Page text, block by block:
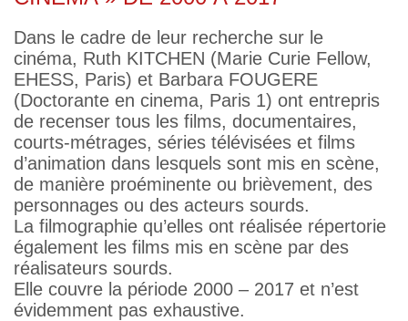
Dans le cadre de leur recherche sur le
cinéma, Ruth KITCHEN (Marie Curie Fellow,
EHESS, Paris) et Barbara FOUGERE
(Doctorante en cinema, Paris 1) ont entrepris
de recenser tous les films, documentaires,
courts-métrages, séries télévisées et films
d’animation dans lesquels sont mis en scène,
de manière proéminente ou brièvement, des
personnages ou des acteurs sourds.
La filmographie qu’elles ont réalisée répertorie
également les films mis en scène par des
réalisateurs sourds.
Elle couvre la période 2000 – 2017 et n’est
évidemment pas exhaustive.